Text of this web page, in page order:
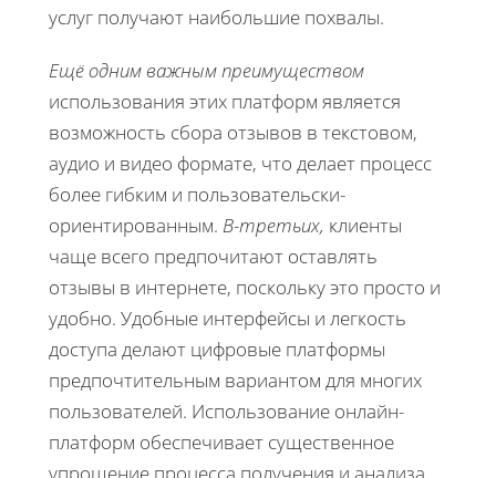
услуг получают наибольшие похвалы.
Ещё одним важным преимуществом
использования этих платформ является
возможность сбора отзывов в текстовом,
аудио и видео формате, что делает процесс
более гибким и пользовательски-
ориентированным. В-третьих, клиенты
чаще всего предпочитают оставлять
отзывы в интернете, поскольку это просто и
удобно. Удобные интерфейсы и легкость
доступа делают цифровые платформы
предпочтительным вариантом для многих
пользователей. Использование онлайн-
платформ обеспечивает существенное
упрощение процесса получения и анализа